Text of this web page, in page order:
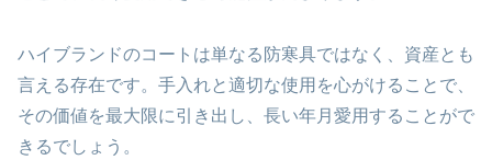
ハイブランドのコートは単なる防寒具ではなく、資産とも
言える存在です。手入れと適切な使用を心がけることで、
その価値を最大限に引き出し、長い年月愛用することがで
きるでしょう。